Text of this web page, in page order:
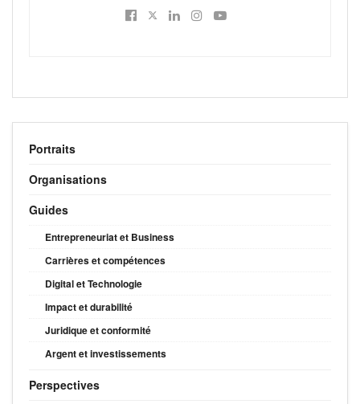
Portraits
Organisations
Guides
Entrepreneuriat et Business
Carrières et compétences
Digital et Technologie
Impact et durabilité
Juridique et conformité
Argent et investissements
Perspectives